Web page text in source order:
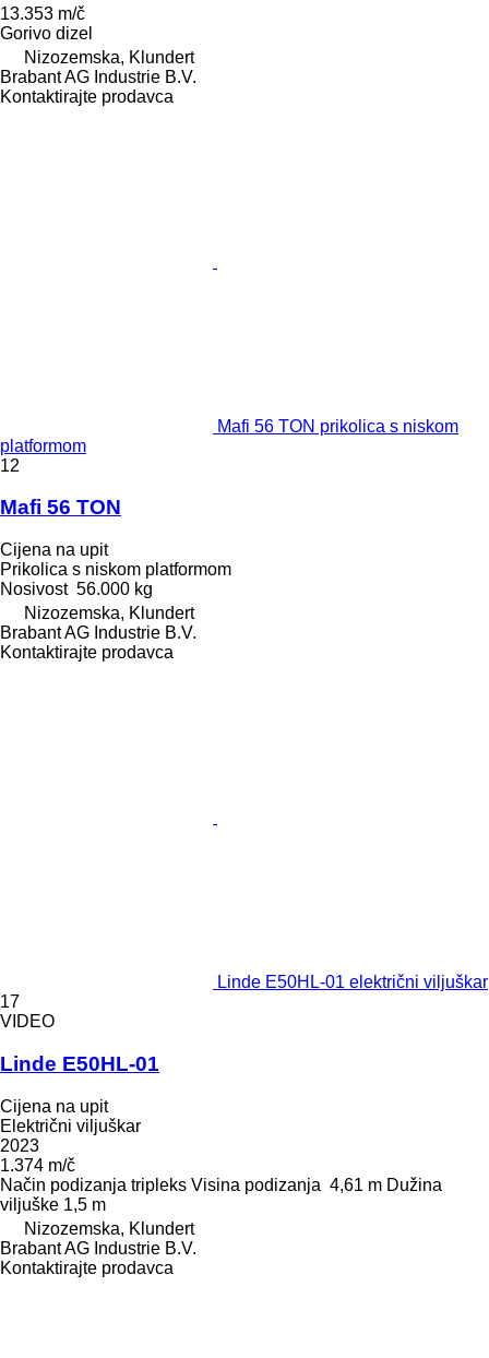
13.353 m/č
Gorivo dizel
Nizozemska, Klundert
Brabant AG Industrie B.V.
Kontaktirajte prodavca
Mafi 56 TON prikolica s niskom
platformom
12
Mafi 56 TON
Cijena na upit
Prikolica s niskom platformom
Nosivost 56.000 kg
Nizozemska, Klundert
Brabant AG Industrie B.V.
Kontaktirajte prodavca
Linde E50HL-01 električni viljuškar
17
VIDEO
Linde E50HL-01
Cijena na upit
Električni viljuškar
2023
1.374 m/č
Način podizanja tripleks Visina podizanja 4,61 m Dužina
viljuške 1,5 m
Nizozemska, Klundert
Brabant AG Industrie B.V.
Kontaktirajte prodavca